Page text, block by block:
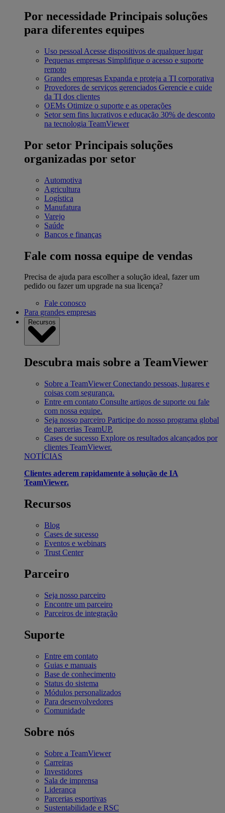
Por necessidade Principais soluções
para diferentes equipes
Uso pessoal Acesse dispositivos de qualquer lugar
Pequenas empresas Simplifique o acesso e suporte
remoto
Grandes empresas Expanda e proteja a TI corporativa
Provedores de serviços gerenciados Gerencie e cuide
da TI dos clientes
OEMs Otimize o suporte e as operações
Setor sem fins lucrativos e educação 30% de desconto
na tecnologia TeamViewer
Por setor Principais soluções
organizadas por setor
Automotiva
Agricultura
Logística
Manufatura
Varejo
Saúde
Bancos e finanças
Fale com nossa equipe de vendas
Precisa de ajuda para escolher a solução ideal, fazer um
pedido ou fazer um upgrade na sua licença?
Fale conosco
Para grandes empresas
Recursos
Descubra mais sobre a TeamViewer
Sobre a TeamViewer Conectando pessoas, lugares e
coisas com segurança.
Entre em contato Consulte artigos de suporte ou fale
com nossa equipe.
Seja nosso parceiro Participe do nosso programa global
de parcerias TeamUP.
Cases de sucesso Explore os resultados alcançados por
clientes TeamViewer.
NOTÍCIAS
Clientes aderem rapidamente à solução de IA
TeamViewer.
Recursos
Blog
Cases de sucesso
Eventos e webinars
Trust Center
Parceiro
Seja nosso parceiro
Encontre um parceiro
Parceiros de integração
Suporte
Entre em contato
Guias e manuais
Base de conhecimento
Status do sistema
Módulos personalizados
Para desenvolvedores
Comunidade
Sobre nós
Sobre a TeamViewer
Carreiras
Investidores
Sala de imprensa
Liderança
Parcerias esportivas
Sustentabilidade e RSC